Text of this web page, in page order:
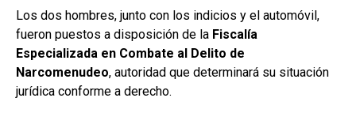
Los dos hombres, junto con los indicios y el automóvil,
fueron puestos a disposición de la Fiscalía
Especializada en Combate al Delito de
Narcomenudeo, autoridad que determinará su situación
jurídica conforme a derecho.